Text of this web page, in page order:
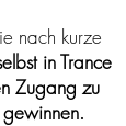
nach kurze
in Trance
Zugang zu
gewinnen.